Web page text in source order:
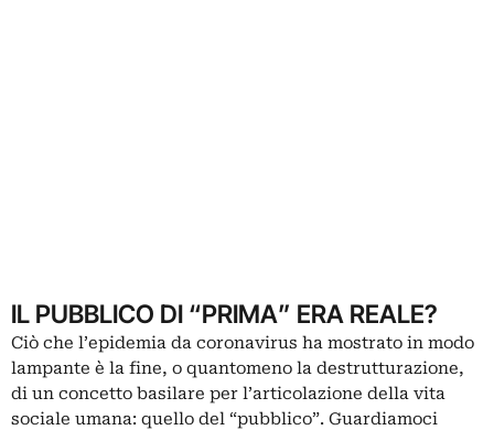
IL PUBBLICO DI “PRIMA” ERA REALE?
Ciò che l’epidemia da coronavirus ha mostrato in modo
lampante è la fine, o quantomeno la destrutturazione,
di un concetto basilare per l’articolazione della vita
sociale umana: quello del “pubblico”. Guardiamoci